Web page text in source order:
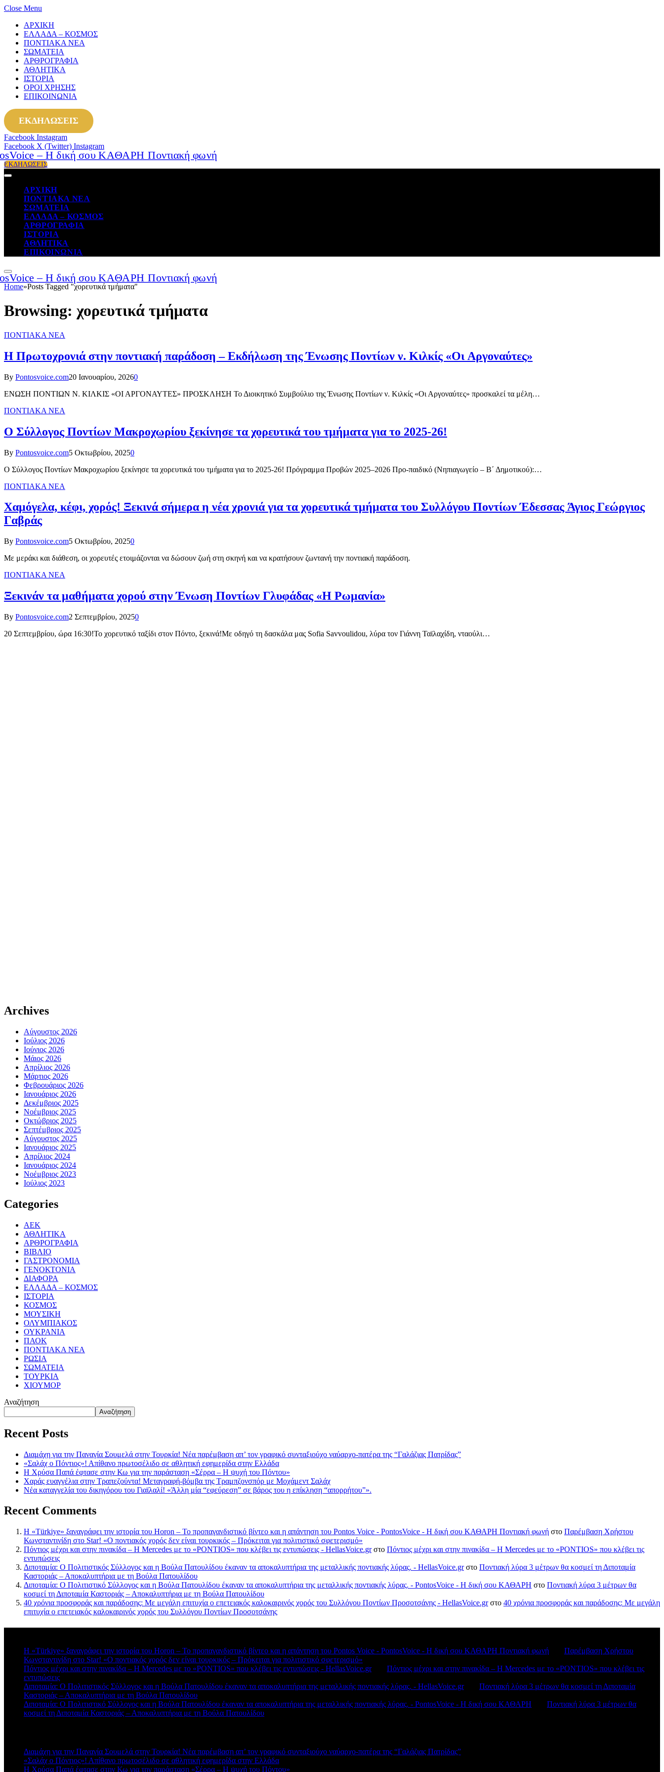
Close Menu
ΑΡΧΙΚΗ
ΕΛΛΑΔΑ – ΚΟΣΜΟΣ
ΠΟΝΤΙΑΚΑ ΝΕΑ
ΣΩΜΑΤΕΙΑ
ΑΡΘΡΟΓΡΑΦΙΑ
ΑΘΛΗΤΙΚΑ
ΙΣΤΟΡΙΑ
ΟΡΟΙ ΧΡΗΣΗΣ
ΕΠΙΚΟΙΝΩΝΙΑ
ΕΚΔΗΛΩΣΕΙΣ
Facebook Instagram
Facebook X (Twitter) Instagram
ΕΚΔΗΛΩΣΕΙΣ
ΑΡΧΙΚΗ
ΠΟΝΤΙΑΚΑ ΝΕΑ
ΣΩΜΑΤΕΙΑ
ΕΛΛΑΔΑ – ΚΟΣΜΟΣ
ΑΡΘΡΟΓΡΑΦΙΑ
ΙΣΤΟΡΙΑ
ΑΘΛΗΤΙΚΑ
ΕΠΙΚΟΙΝΩΝΙΑ
Home»Posts Tagged "χορευτικά τμήματα"
Browsing: χορευτικά τμήματα
ΠΟΝΤΙΑΚΑ ΝΕΑ
Η Πρωτοχρονιά στην ποντιακή παράδοση – Εκδήλωση της Ένωσης Ποντίων ν. Κιλκίς «Οι Αργοναύτες»
By Pontosvoice.com20 Ιανουαρίου, 20260
ΕΝΩΣΗ ΠΟΝΤΙΩΝ Ν. ΚΙΛΚΙΣ «ΟΙ ΑΡΓΟΝΑΥΤΕΣ» ΠΡΟΣΚΛΗΣΗ Το Διοικητικό Συμβούλιο της Ένωσης Ποντίων ν. Κιλκίς «Οι Αργοναύτες» προσκαλεί τα μέλη…
ΠΟΝΤΙΑΚΑ ΝΕΑ
Ο Σύλλογος Ποντίων Μακροχωρίου ξεκίνησε τα χορευτικά του τμήματα για το 2025-26!
By Pontosvoice.com5 Οκτωβρίου, 20250
Ο Σύλλογος Ποντίων Μακροχωρίου ξεκίνησε τα χορευτικά του τμήματα για το 2025-26! Πρόγραμμα Προβών 2025–2026 Προ-παιδικό (Νηπιαγωγείο – Β΄ Δημοτικού):…
ΠΟΝΤΙΑΚΑ ΝΕΑ
Χαμόγελα, κέφι, χορός! Ξεκινά σήμερα η νέα χρονιά για τα χορευτικά τμήματα του Συλλόγου Ποντίων Έδεσσας Άγιος Γεώργιος
Γαβράς
By Pontosvoice.com5 Οκτωβρίου, 20250
Με μεράκι και διάθεση, οι χορευτές ετοιμάζονται να δώσουν ζωή στη σκηνή και να κρατήσουν ζωντανή την ποντιακή παράδοση.
ΠΟΝΤΙΑΚΑ ΝΕΑ
Ξεκινάν τα μαθήματα χορού στην Ένωση Ποντίων Γλυφάδας «Η Ρωμανία»
By Pontosvoice.com2 Σεπτεμβρίου, 20250
20 Σεπτεμβρίου, ώρα 16:30!Το χορευτικό ταξίδι στον Πόντο, ξεκινά!Με οδηγό τη δασκάλα μας Sofia Savvoulidou, λύρα τον Γιάννη Ταϊλαχίδη, νταούλι…
Archives
Αύγουστος 2026
Ιούλιος 2026
Ιούνιος 2026
Μάιος 2026
Απρίλιος 2026
Μάρτιος 2026
Φεβρουάριος 2026
Ιανουάριος 2026
Δεκέμβριος 2025
Νοέμβριος 2025
Οκτώβριος 2025
Σεπτέμβριος 2025
Αύγουστος 2025
Ιανουάριος 2025
Απρίλιος 2024
Ιανουάριος 2024
Νοέμβριος 2023
Ιούλιος 2023
Categories
ΑΕΚ
ΑΘΛΗΤΙΚΑ
ΑΡΘΡΟΓΡΑΦΙΑ
ΒΙΒΛΙΟ
ΓΑΣΤΡΟΝΟΜΙΑ
ΓΕΝΟΚΤΟΝΙΑ
ΔΙΑΦΟΡΑ
ΕΛΛΑΔΑ – ΚΟΣΜΟΣ
ΙΣΤΟΡΙΑ
ΚΟΣΜΟΣ
ΜΟΥΣΙΚΗ
ΟΛΥΜΠΙΑΚΟΣ
ΟΥΚΡΑΝΙΑ
ΠΑΟΚ
ΠΟΝΤΙΑΚΑ ΝΕΑ
ΡΩΣΙΑ
ΣΩΜΑΤΕΙΑ
ΤΟΥΡΚΙΑ
ΧΙΟΥΜΟΡ
Αναζήτηση
Αναζήτηση
Recent Posts
Διαμάχη για την Παναγία Σουμελά στην Τουρκία! Νέα παρέμβαση απ’ τον γραφικό συνταξιούχο ναύαρχο-πατέρα της “Γαλάζιας Πατρίδας”
«Σαλάχ ο Πόντιος»! Απίθανο πρωτοσέλιδο σε αθλητική εφημερίδα στην Ελλάδα
Η Χρύσα Παπά έφτασε στην Κω για την παράσταση «Σέρρα – Η ψυχή του Πόντου»
Χαράς ευαγγέλια στην Τραπεζούντα! Μεταγραφή-βόμβα της Τραμπζονσπόρ με Μοχάμεντ Σαλάχ
Νέα καταγγελία του δικηγόρου του Γιαϊλαλί! «Άλλη μία “εφεύρεση” σε βάρος του η επίκληση “απορρήτου”».
Recent Comments
Η «Türkiye» ξαναγράφει την ιστορία του Horon – Το προπαγανδιστικό βίντεο και η απάντηση του Pontos Voice - PontosVoice - H δική σου ΚΑΘΑΡΗ Ποντιακή φωνή στο Παρέμβαση Χρήστου
Κωνσταντινίδη στο Star! «Ο ποντιακός χορός δεν είναι τουρκικός – Πρόκειται για πολιτιστικό σφετερισμό»
Πόντιος μέχρι και στην πινακίδα – Η Mercedes με το «PONTIOS» που κλέβει τις εντυπώσεις - HellasVoice.grστο Πόντιος μέχρι και στην πινακίδα – Η Mercedes με το «PONTIOS» που κλέβει τις
εντυπώσεις
Διποταμία: Ο Πολιτιστικός Σύλλογος και η Βούλα Πατουλίδου έκαναν τα αποκαλυπτήρια της μεταλλικής ποντιακής λύρας. - HellasVoice.grστο Ποντιακή λύρα 3 μέτρων θα κοσμεί τη Διποταμία
Καστοριάς – Αποκαλυπτήρια με τη Βούλα Πατουλίδου
Διποταμία: Ο Πολιτιστικό Σύλλογος και η Βούλα Πατουλίδου έκαναν τα αποκαλυπτήρια της μεταλλικής ποντιακής λύρας. - PontosVoice - H δική σου ΚΑΘΑΡΗ στο Ποντιακή λύρα 3 μέτρων θα
κοσμεί τη Διποταμία Καστοριάς – Αποκαλυπτήρια με τη Βούλα Πατουλίδου
40 χρόνια προσφοράς και παράδοσης: Με μεγάλη επιτυχία ο επετειακός καλοκαιρινός χορός του Συλλόγου Ποντίων Προσοτσάνης - HellasVoice.grστο 40 χρόνια προσφοράς και παράδοσης: Με μεγάλη
επιτυχία ο επετειακός καλοκαιρινός χορός του Συλλόγου Ποντίων Προσοτσάνης
Η «Türkiye» ξαναγράφει την ιστορία του Horon – Το προπαγανδιστικό βίντεο και η απάντηση του Pontos Voice - PontosVoice - H δική σου ΚΑΘΑΡΗ Ποντιακή φωνή
Παρέμβαση Χρήστου
Κωνσταντινίδη στο Star! «Ο ποντιακός χορός δεν είναι τουρκικός – Πρόκειται για πολιτιστικό σφετερισμό»
Πόντιος μέχρι και στην πινακίδα – Η Mercedes με το «PONTIOS» που κλέβει τις εντυπώσεις - HellasVoice.grστο Πόντιος μέχρι και στην πινακίδα – Η Mercedes με το «PONTIOS» που κλέβει τις
εντυπώσεις
Διποταμία: Ο Πολιτιστικός Σύλλογος και η Βούλα Πατουλίδου έκαναν τα αποκαλυπτήρια της μεταλλικής ποντιακής λύρας. - HellasVoice.grστο Ποντιακή λύρα 3 μέτρων θα κοσμεί τη Διποταμία
Καστοριάς – Αποκαλυπτήρια με τη Βούλα Πατουλίδου
Διποταμία: Ο Πολιτιστικό Σύλλογος και η Βούλα Πατουλίδου έκαναν τα αποκαλυπτήρια της μεταλλικής ποντιακής λύρας. - PontosVoice - H δική σου ΚΑΘΑΡΗ
Ποντιακή λύρα 3 μέτρων θα
κοσμεί τη Διποταμία Καστοριάς – Αποκαλυπτήρια με τη Βούλα Πατουλίδου
Διαμάχη για την Παναγία Σουμελά στην Τουρκία! Νέα παρέμβαση απ’ τον γραφικό συνταξιούχο ναύαρχο-πατέρα της “Γαλάζιας Πατρίδας”
«Σαλάχ ο Πόντιος»! Απίθανο πρωτοσέλιδο σε αθλητική εφημερίδα στην Ελλάδα
Η Χρύσα Παπά έφτασε στην Κω για την παράσταση «Σέρρα – Η ψυχή του Πόντου»